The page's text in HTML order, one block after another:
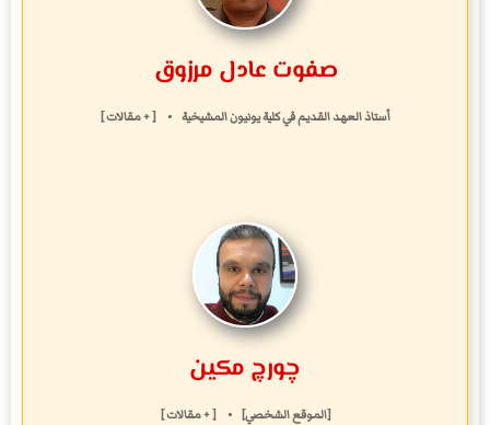
صفوت عادل مرزوق
أستاذ العهد القديمفيكلية يونيون المشيخية • [ + مقالات ]
چورچ مكين
[الموقع الشخصي] • [ + مقالات ]